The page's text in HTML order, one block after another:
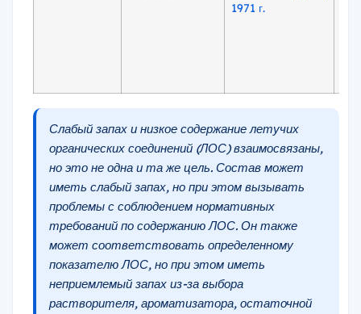
1971 г.
Слабый запах и низкое содержание летучих
органических соединений (ЛОС) взаимосвязаны,
но это не одна и та же цель. Состав может
иметь слабый запах, но при этом вызывать
проблемы с соблюдением нормативных
требований по содержанию ЛОС. Он также
может соответствовать определенному
показателю ЛОС, но при этом иметь
неприемлемый запах из-за выбора
растворителя, ароматизатора, остаточной